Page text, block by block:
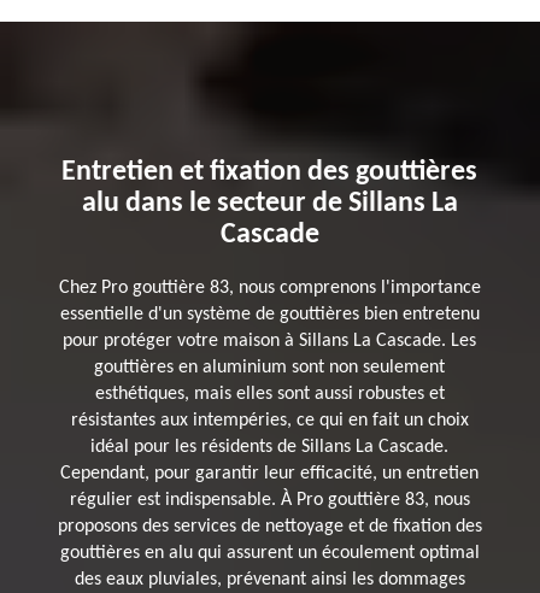
Entretien et fixation des gouttières
alu dans le secteur de Sillans La
Cascade
Chez Pro gouttière 83, nous comprenons l'importance
essentielle d'un système de gouttières bien entretenu
pour protéger votre maison à Sillans La Cascade. Les
gouttières en aluminium sont non seulement
esthétiques, mais elles sont aussi robustes et
résistantes aux intempéries, ce qui en fait un choix
idéal pour les résidents de Sillans La Cascade.
Cependant, pour garantir leur efficacité, un entretien
régulier est indispensable. À Pro gouttière 83, nous
proposons des services de nettoyage et de fixation des
gouttières en alu qui assurent un écoulement optimal
des eaux pluviales, prévenant ainsi les dommages